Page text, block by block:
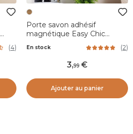
(4)
Porte savon adhésif
magnétique Easy Chic
En stock (2)
3,99
Ajouter au panier